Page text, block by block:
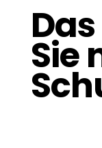
Sie